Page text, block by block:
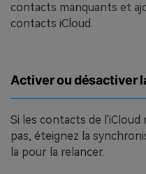
contacts manquants et
contacts iCloud.
Activer ou désactiver
Si les contacts de
pas, éteignez la
la pour la relancer.